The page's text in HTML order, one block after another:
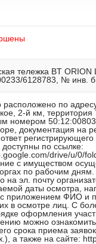
тележка BT
6128783, № инв.
по
2-й км, территория
номером
документация на
по ссылке:
drive/u/0/
с имуществом
по рабочим
на эл. почту
даты осмотра,
приложением ФИО и
в осмотре лиц. С
оформления
можно
срока приема
а также на сайте: